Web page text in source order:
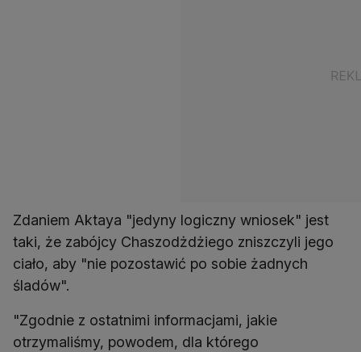
Zdaniem Aktaya "jedyny logiczny wniosek" jest
taki, że zabójcy Chaszodżdżiego zniszczyli jego
ciało, aby "nie pozostawić po sobie żadnych
śladów".
"Zgodnie z ostatnimi informacjami, jakie
otrzymaliśmy, powodem, dla którego